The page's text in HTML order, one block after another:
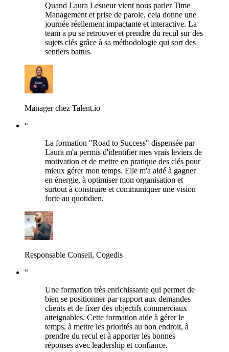
Quand Laura Lesueur vient nous parler Time
Management et prise de parole, cela donne une
journée réellement impactante et interactive. La
team a pu se retrouver et prendre du recul sur des
sujets clés grâce à sa méthodologie qui sort des
sentiers battus.
Manager chez Talent.io
“
La formation "Road to Success" dispensée par
Laura m'a permis d'identifier mes vrais leviers de
motivation et de mettre en pratique des clés pour
mieux gérer mon temps. Elle m'a aidé à gagner
en énergie, à optimiser mon organisation et
surtout à construire et communiquer une vision
forte au quotidien.
Responsable Conseil, Cogedis
“
Une formation très enrichissante qui permet de
bien se positionner par rapport aux demandes
clients et de fixer des objectifs commerciaux
atteignables. Cette formation aide à gérer le
temps, à mettre les priorités au bon endroit, à
prendre du recul et à apporter les bonnes
réponses avec leadership et confiance.